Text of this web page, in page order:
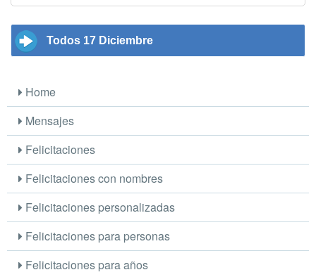
Todos 17 Diciembre
Home
Mensajes
Felicitaciones
Felicitaciones con nombres
Felicitaciones personalizadas
Felicitaciones para personas
Felicitaciones para años